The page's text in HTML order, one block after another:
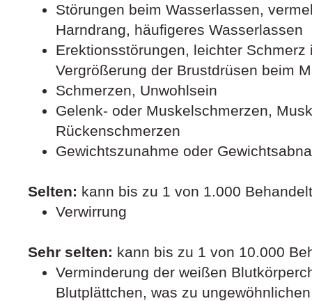
Störungen beim Wasserlassen,
Harndrang, häufigeres Wasserlassen
Erektionsstörungen, leichter
Vergrößerung der Brustdrüsen beim
Schmerzen, Unwohlsein
Gelenk- oder Muskelschmerzen,
Rückenschmerzen
Gewichtszunahme oder
Selten: kann bis zu 1 von 1.000
Verwirrung
Sehr selten: kann bis zu 1 von 10.000
Verminderung der weißen
Blutplättchen, was zu